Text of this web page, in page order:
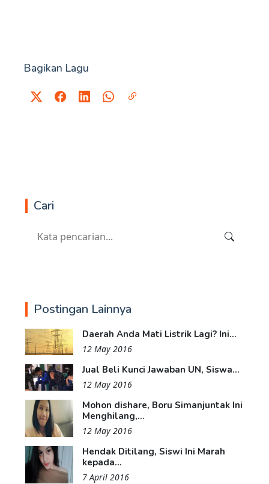
Bagikan Lagu
Cari
Postingan Lainnya
Daerah Anda Mati Listrik Lagi? Ini...
12 May 2016
Jual Beli Kunci Jawaban UN, Siswa...
12 May 2016
Mohon dishare, Boru Simanjuntak Ini
Menghilang,...
12 May 2016
Hendak Ditilang, Siswi Ini Marah
kepada...
7 April 2016